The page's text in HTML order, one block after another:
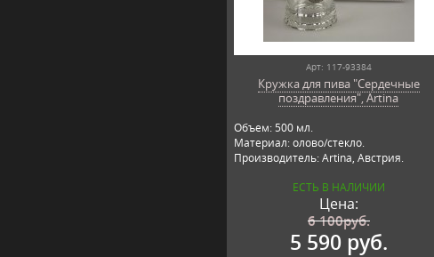
Арт: 117-93384
Кружка для пива "Сердечные
поздравления", Artina
Объем: 500 мл.
Материал: олово/стекло.
Производитель: Artina, Австрия.
ЕСТЬ В НАЛИЧИИ
Цена:
6 100руб.
5 590 руб.